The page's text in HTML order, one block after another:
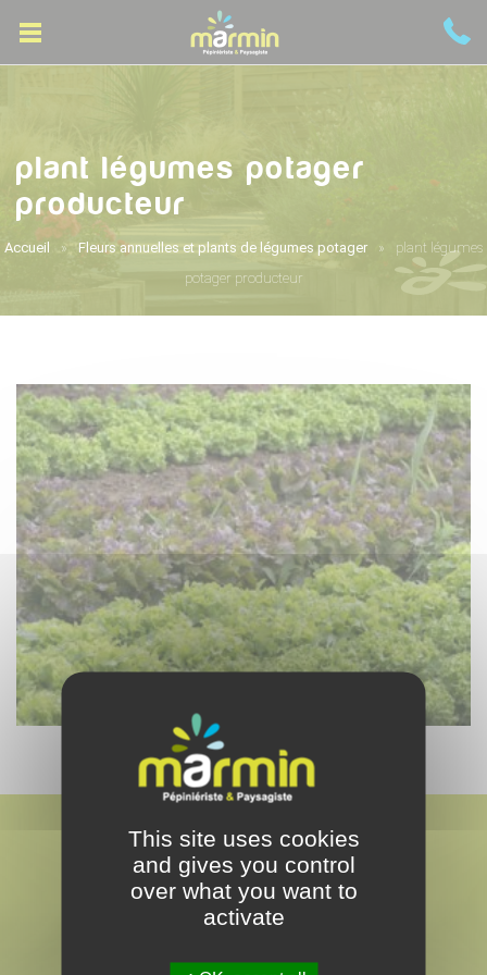
plant légumes potager
producteur
Accueil Fleurs annuelles et plants de légumes potager
plant légumes
potager producteur
This site uses cookies
and gives you control
over what you want to
activate